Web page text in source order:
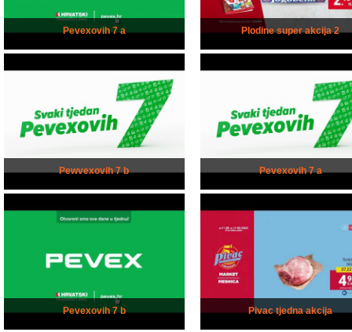
Pevexovih 7 a Plodine super akcija 2
Pewvexovih 7 b Pevexovih 7 a
Pevexovih 7 b Pivac tjedna akcija